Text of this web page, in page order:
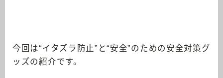
今回は“イタズラ防止”と“安全”のための安全対策グ
ッズの紹介です。